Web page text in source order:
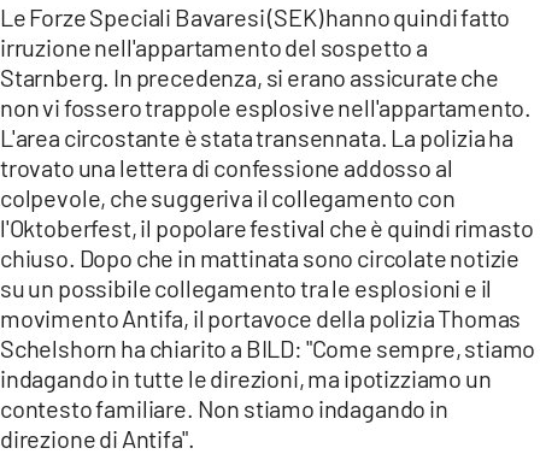
Le Forze Speciali Bavaresi (SEK) hanno quindi fatto
irruzione nell'appartamento del sospetto a
Starnberg. In precedenza, si erano assicurate che
non vi fossero trappole esplosive nell'appartamento.
L'area circostante è stata transennata. La polizia ha
trovato una lettera di confessione addosso al
colpevole, che suggeriva il collegamento con
l'Oktoberfest, il popolare festival che è quindi rimasto
chiuso. Dopo che in mattinata sono circolate notizie
su un possibile collegamento tra le esplosioni e il
movimento Antifa, il portavoce della polizia Thomas
Schelshorn ha chiarito a BILD: "Come sempre, stiamo
indagando in tutte le direzioni, ma ipotizziamo un
contesto familiare. Non stiamo indagando in
direzione di Antifa".